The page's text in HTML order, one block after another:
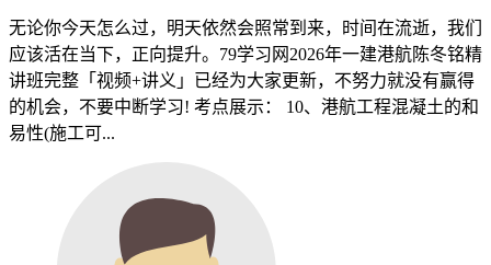
无论你今天怎么过，明天依然会照常到来，时间在流逝，我们
应该活在当下，正向提升。79学习网2026年一建港航陈冬铭精
讲班完整「视频+讲义」已经为大家更新，不努力就没有赢得
的机会，不要中断学习! 考点展示： 10、港航工程混凝土的和
易性(施工可...